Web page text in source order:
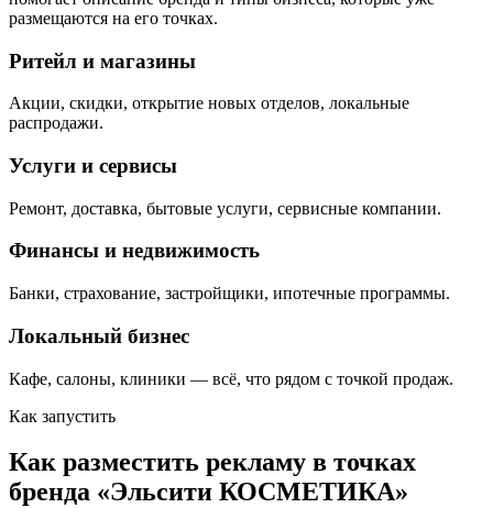
размещаются на его точках.
Ритейл и магазины
Акции, скидки, открытие новых отделов, локальные
распродажи.
Услуги и сервисы
Ремонт, доставка, бытовые услуги, сервисные компании.
Финансы и недвижимость
Банки, страхование, застройщики, ипотечные программы.
Локальный бизнес
Кафе, салоны, клиники — всё, что рядом с точкой продаж.
Как запустить
Как разместить рекламу в точках
бренда «Эльсити КОСМЕТИКА»